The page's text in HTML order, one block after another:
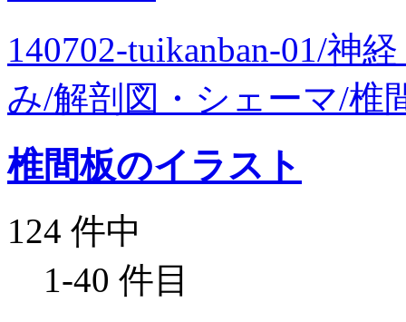
140702-tuikanban-01/神
み/解剖図・シェーマ/椎
椎間板のイラスト
124 件中
1-40 件目